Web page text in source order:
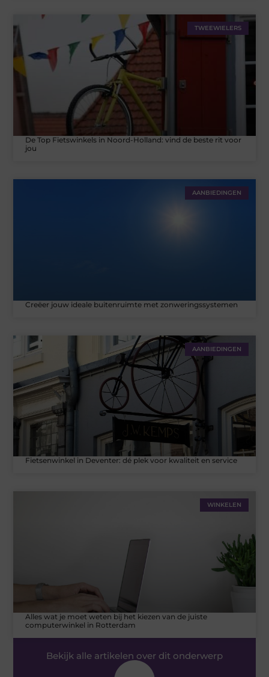
TWEEWIELERS
De Top Fietswinkels in Noord-Holland: vind de beste rit voor
jou
AANBIEDINGEN
Creëer jouw ideale buitenruimte met zonweringssystemen
AANBIEDINGEN
Fietsenwinkel in Deventer: dé plek voor kwaliteit en service
WINKELEN
Alles wat je moet weten bij het kiezen van de juiste
computerwinkel in Rotterdam
Bekijk alle artikelen over dit onderwerp